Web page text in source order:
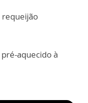
requeijão
aquecido à